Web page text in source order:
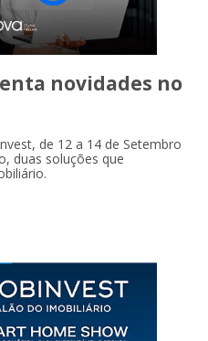
novidades no
de 12 a 14 de Setembro
duas soluções que